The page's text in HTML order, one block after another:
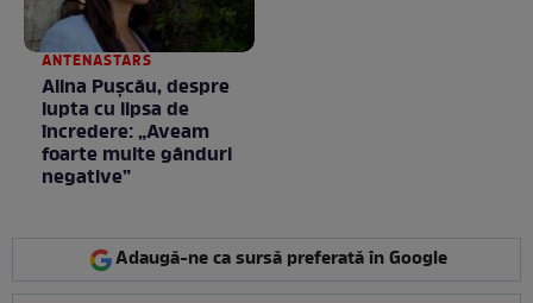
ANTENASTARS
Alina Pușcău, despre
lupta cu lipsa de
încredere: „Aveam
foarte multe gânduri
negative”
Adaugă-ne ca sursă preferată în Google